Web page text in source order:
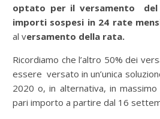
optato per il versamento del
importi sospesi in 24 rate
al versamento della rata.
Ricordiamo che l’altro 50% dei
essere versato in un’unica
2020 o, in alternativa, in
pari importo a partire dal 16